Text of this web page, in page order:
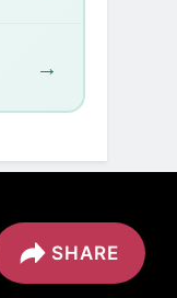
→
SHARE